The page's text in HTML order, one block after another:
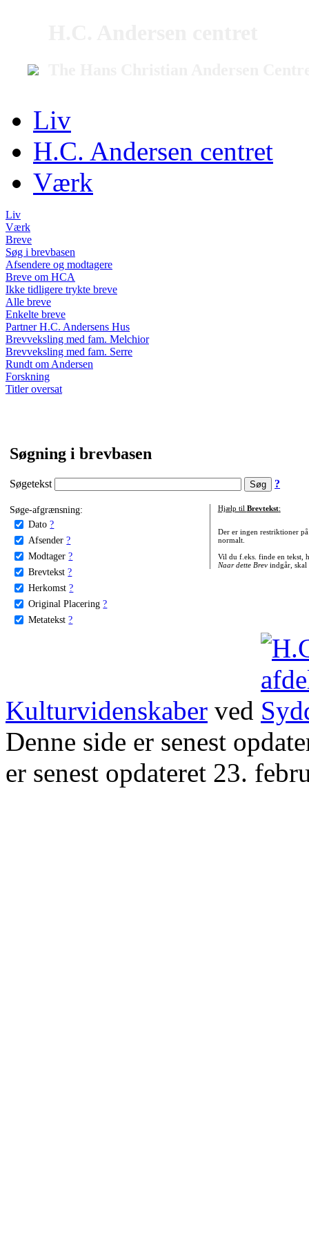
Liv
H.C. Andersen centret
Værk
Liv
Værk
Breve
Søg i brevbasen
Afsendere og modtagere
Breve om HCA
Ikke tidligere trykte breve
Alle breve
Enkelte breve
Partner H.C. Andersens Hus
Brevveksling med fam. Melchior
Brevveksling med fam. Serre
Rundt om Andersen
Forskning
Titler oversat
Søgning i brevbasen
Søgetekst ?
Søge-afgrænsning:
Dato ?
Afsender ?
Modtager ?
Brevtekst ?
Herkomst ?
Original Placering ?
Metatekst ?
Hjælp til Brevtekst:
Der er ingen restriktioner
normalt.
Vil du f.eks. finde en tekst,
Naar dette Brevindgår, skal
Kulturvidenskaber ved
Denne side er senest
er senest opdateret 23.